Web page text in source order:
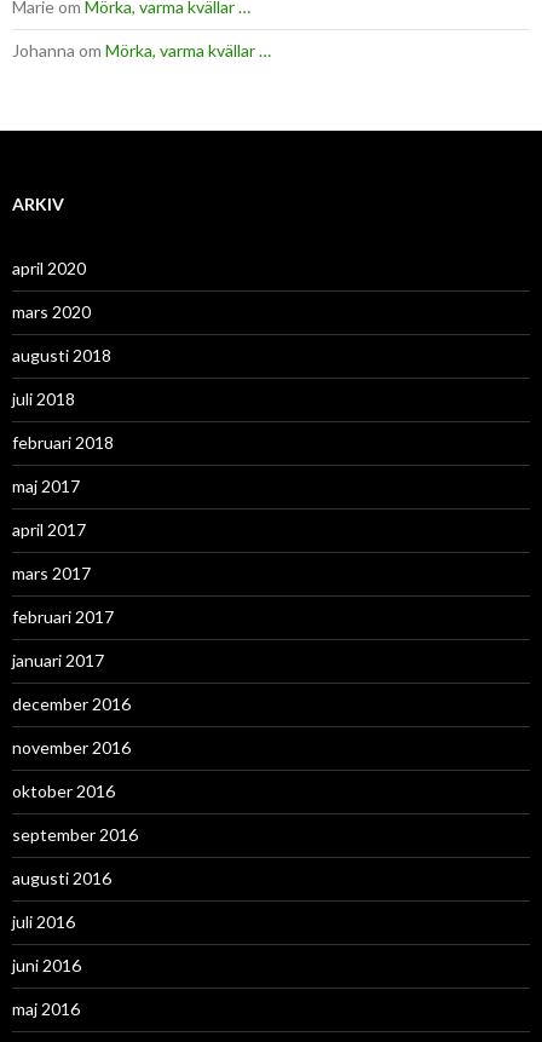
Marieom Mörka, varma kvällar …
Johanna om Mörka, varma kvällar …
ARKIV
april 2020
mars 2020
augusti 2018
juli 2018
februari 2018
maj 2017
april 2017
mars 2017
februari 2017
januari 2017
december 2016
november 2016
oktober 2016
september 2016
augusti 2016
juli 2016
juni 2016
maj 2016